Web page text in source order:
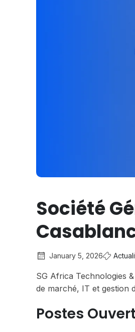
Société
January 5, 2026
SG Africa Technologies
de marché, IT et gestion
Postes